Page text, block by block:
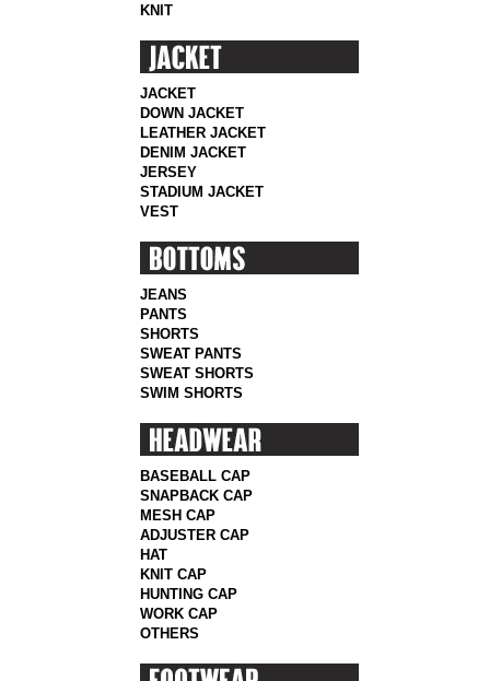
KNIT
JACKET
DOWN JACKET
LEATHER JACKET
DENIM JACKET
JERSEY
STADIUM JACKET
VEST
JEANS
PANTS
SHORTS
SWEAT PANTS
SWEAT SHORTS
SWIM SHORTS
BASEBALL CAP
SNAPBACK CAP
MESH CAP
ADJUSTER CAP
HAT
KNIT CAP
HUNTING CAP
WORK CAP
OTHERS